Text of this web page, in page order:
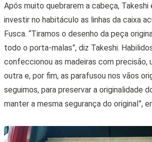
Após muito quebrarem a cabeça, Takeshi
investir no habitáculo as linhas da caixa
Fusca. “Tiramos o desenho da peça
todo o porta-malas”, diz Takeshi.
confeccionou as madeiras com precisão,
outra e, por fim, as parafusou nos vãos
seguimos, para preservar a originalidade
manter a mesma segurança do original”,